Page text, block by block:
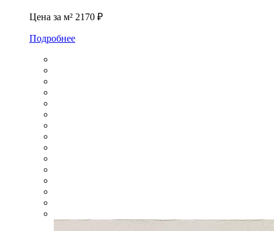
Цена за м² 2170 ₽
Подробнее